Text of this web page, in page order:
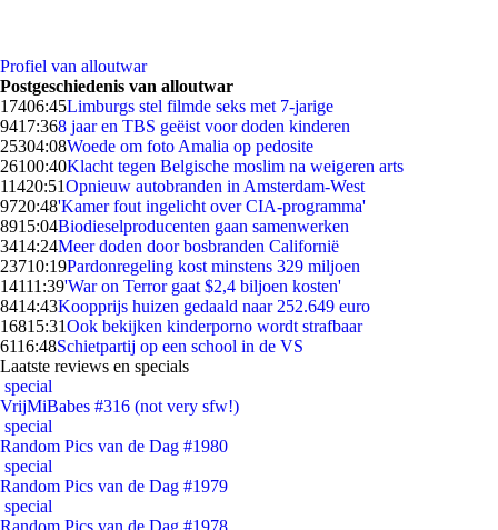
Profiel van alloutwar
Postgeschiedenis van alloutwar
17406:45Limburgs stel filmde seks met 7-jarige
9417:368 jaar en TBS geëist voor doden kinderen
25304:08Woede om foto Amalia op pedosite
26100:40Klacht tegen Belgische moslim na weigeren arts
11420:51Opnieuw autobranden in Amsterdam-West
9720:48'Kamer fout ingelicht over CIA-programma'
8915:04Biodieselproducenten gaan samenwerken
3414:24Meer doden door bosbranden Californië
23710:19Pardonregeling kost minstens 329 miljoen
14111:39'War on Terror gaat $2,4 biljoen kosten'
8414:43Koopprijs huizen gedaald naar 252.649 euro
16815:31Ook bekijken kinderporno wordt strafbaar
6116:48Schietpartij op een school in de VS
Laatste reviews en specials
special
VrijMiBabes #316 (not very sfw!)
special
Random Pics van de Dag #1980
special
Random Pics van de Dag #1979
special
Random Pics van de Dag #1978